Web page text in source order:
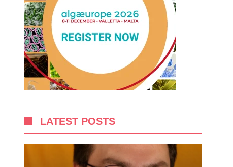
LATEST POSTS